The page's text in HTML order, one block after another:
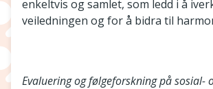
enkeltvis og samlet, som ledd i å
veiledningen og for å bidra til
Evaluering og følgeforskning på sosial-